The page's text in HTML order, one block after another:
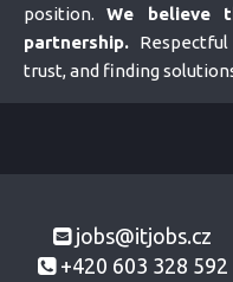
position.We believe
partnership.
trust, and finding
jobs@itjobs.cz
+420 603 328 592